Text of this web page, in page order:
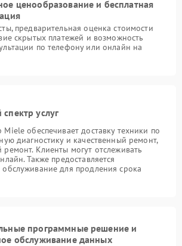
ценообразование и бесплатная
предварительная оценка стоимости
скрытых платежей и возможность
по телефону или онлайн на
услуг
обеспечивает доставку техники по
диагностику и качественный ремонт,
Клиенты могут отслеживать
Также предоставляется
обслуживание для продления срока
программные решение и
обслуживание данных